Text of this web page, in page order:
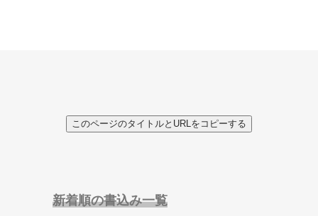
このページのタイトルとURLをコピーする
新着順の書込み一覧